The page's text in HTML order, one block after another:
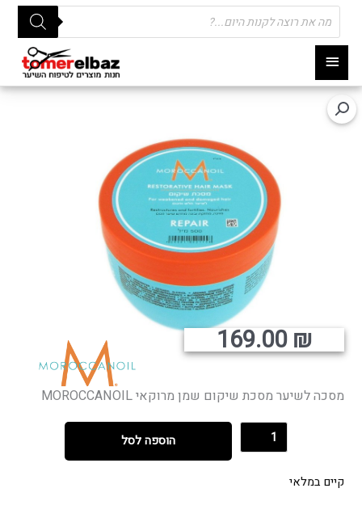
תפריט
ראשי
Products
search
מסכה לשיער מסכת שיקום שמן מרוקאי MOROCCANOIL
169.00₪
הוספה לסל
קיים במלאי